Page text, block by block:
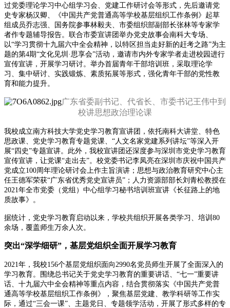
过党委理论学习中心组学习会、党建工作研讨会等形式，先后邀请党
史专家杨汉卿、《中国共产党普通高等学校基层组织工作条例》起草
组成员乔志强、国务院参事林毅夫、市委组织部副部长张林等专家学
者作专题辅导报告。联合市委宣讲团举办党史故事会南科大专场、
以“学习贯彻十九届六中全会精神，以特区担当走好新的赶考之路”为主
题的第4期“文化见圳·思享会”活动，邀请市内外专家学者走进校园进行
宣传宣讲，开展学习研讨。举办首届青年干部培训班，采取理论学
习、集中研讨、实践锻炼、素质拓展等形式，强化青年干部的党性教
育和能力提升。
广东省委副书记、代省长、市委书记王伟中到
校讲思想政治理论课
我校成立南方科技大学党史学习教育宣讲团，依托南科大讲堂、特色
思政课、党史学习教育专题党课、“人文名家党建系列讲坛”等深入开
展“四史”专题宣讲。此外，我校宣讲团还深度参与深圳市党史学习教育
宣传宣讲，让党课“走出去”。校党委书记李凤亮在深圳市庆祝中国共产
党成立100周年理论研讨会上作主旨演讲；思想与政治教育研究中心主
任王德军荣获“广东省优秀党史宣讲员”；人力资源部部长刘青松教授在
2021年全市党委（党组）中心组学习秘书培训班宣讲《长征路上的地
质故事》。
据统计，党史学习教育启动以来，学校共组织开展各类学习、培训80
余场，覆盖师生万余人次。
突出“深学细研”，基层党组织全面开展学习教育
2021年，我校156个基层党组织面向2990名党员师生开展了全面深入的
学习教育。围绕总书记关于党史学习教育的重要讲话、“七一”重要讲
话、十九届六中全会精神等重点内容，结合贯彻落实《中国共产党普
通高等学校基层组织工作条例》，聚焦基层党建、教学科研等工作实
际，通过“三会一课”、主题党日、专题领学活动，开展了形式多样的专